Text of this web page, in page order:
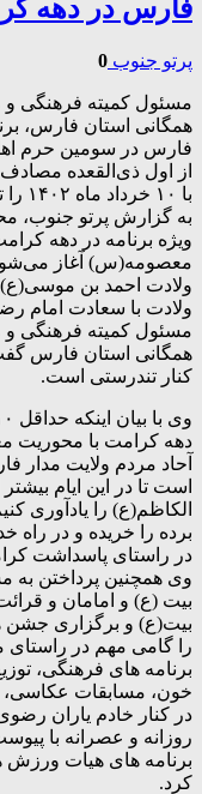
فارس در دهه
پرتو جنوب 0
مسئول کمیته فرهنگی
همگانی استان فارس،
فارس در سومین حرم
با ۱۰ خرداد ماه ۱۴۰۲ را تشریح کرد.
ویژه برنامه در دهه
معصومه(س) آغاز
ولادت احمد بن موسی(ع)
ولادت با سعادت امام
مسئول کمیته فرهنگی
همگانی استان فارس
کنار تندرستی است.
دهه کرامت با محوریت
آحاد مردم ولایت
است تا در این ایام
الکاظم(ع) را یادآوری
برده را خریده و در راه
در راستای پاسداشت
وی همچنین پرداختن به
بیت (ع) و امامان و
بیت(ع) و برگزاری جشن
را گامی مهم در
برنامه های فرهنگی،
خون، مسابقات
در کنار خادم یاران
روزانه و عصرانه با
برنامه های هیات ورزش
کرد.